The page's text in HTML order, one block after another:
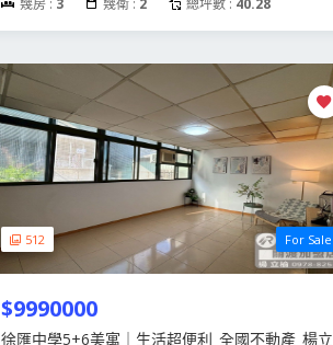
幾房 : 3 幾衛 : 2 總坪數 : 40.28
512 For Sale
$9990000
徐匯中學5+6美寓｜生活超便利_全國不動產_楊立